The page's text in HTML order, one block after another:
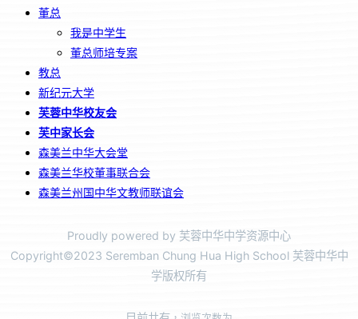
董总
我是中学生
董总师培专案
教总
新纪元大学
芙蓉中华校友会
芙中家长会
森美兰中华大会堂
森美兰华校董事联合会
森美兰州国中华文教师联谊会
Proudly powered by 芙蓉中华中学资源中心
Copyright©2023 Seremban Chung Hua High School 芙蓉中华中
学版权所有